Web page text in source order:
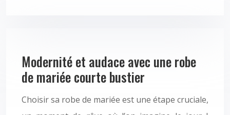
Modernité et audace avec une robe
de mariée courte bustier
Choisir sa robe de mariée est une étape cruciale,